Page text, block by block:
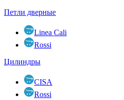
Петли дверные
Linea Cali
Rossi
Цилиндры
CISA
Rossi